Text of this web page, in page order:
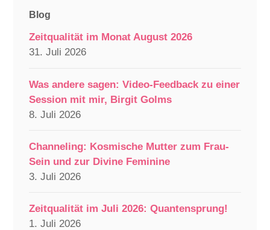
Blog
Zeitqualität im Monat August 2026
31. Juli 2026
Was andere sagen: Video-Feedback zu einer
Session mit mir, Birgit Golms
8. Juli 2026
Channeling: Kosmische Mutter zum Frau-
Sein und zur Divine Feminine
3. Juli 2026
Zeitqualität im Juli 2026: Quantensprung!
1. Juli 2026